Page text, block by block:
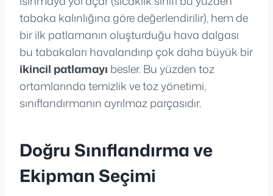
tabaka kalınlığına göre değerlendirilir), hem de
bir ilk patlamanın oluşturduğu hava dalgası
bu tabakaları havalandırıp çok daha büyük bir
ikincil patlamayı besler. Bu yüzden toz
ortamlarında temizlik ve toz yönetimi,
sınıflandırmanın ayrılmaz parçasıdır.
Doğru Sınıflandırma ve
Ekipman Seçimi